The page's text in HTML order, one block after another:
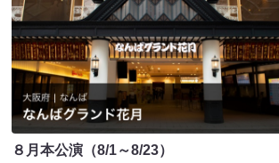
８月本公演（8/1～8/23）